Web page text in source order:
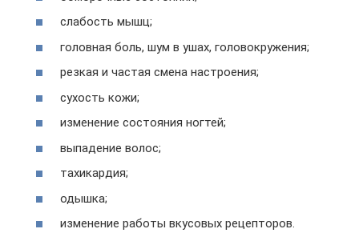
слабость мышц;
головная боль, шум в ушах, головокружения;
резкая и частая смена настроения;
сухость кожи;
изменение состояния ногтей;
выпадение волос;
тахикардия;
одышка;
изменение работы вкусовых рецепторов.